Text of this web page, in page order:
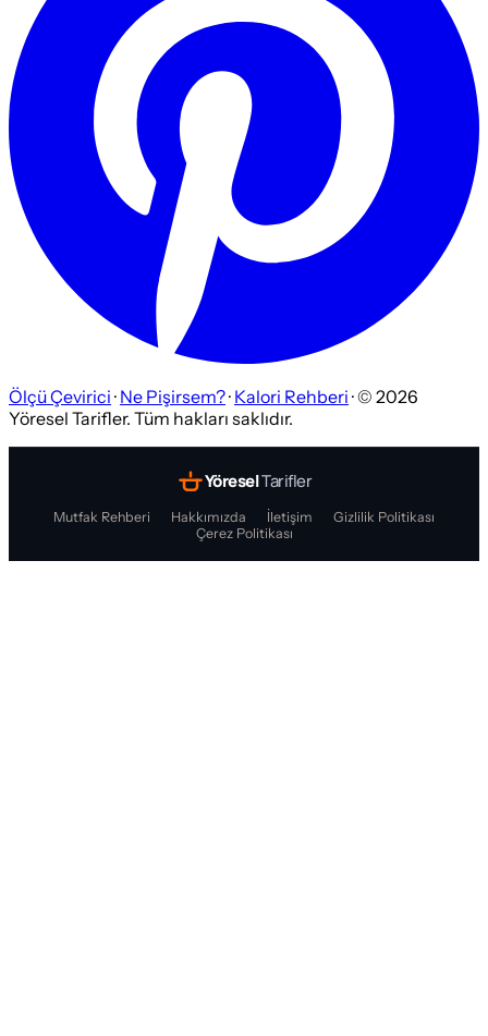
Ölçü Çevirici · Ne Pişirsem?· Kalori Rehberi · © 2026
Yöresel Tarifler. Tüm hakları saklıdır.
YöreselTarifler
Mutfak Rehberi Hakkımızda İletişim
Gizlilik Politikası
Çerez Politikası